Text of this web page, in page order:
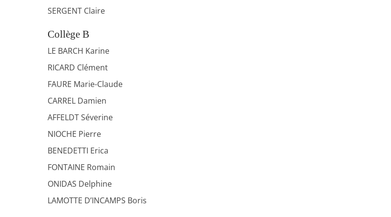
SERGENT Claire
Collège B
LE BARCH Karine
RICARD Clément
FAURE Marie-Claude
CARREL Damien
AFFELDT Séverine
NIOCHE Pierre
BENEDETTI Erica
FONTAINE Romain
ONIDAS Delphine
LAMOTTE D’INCAMPS Boris